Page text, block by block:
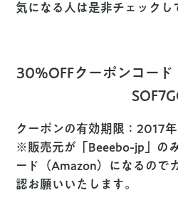
気になる人は是非チェックし
30%OFFクーポンコー
クーポンの有効期限：2017
※販売元が「Beeebo-jp」の
ード（Amazon）になるので
認お願いいたします。